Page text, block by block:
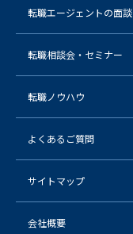
転職エージェントの面談
転職相談会・セミナー
転職ノウハウ
よくあるご質問
サイトマップ
会社概要